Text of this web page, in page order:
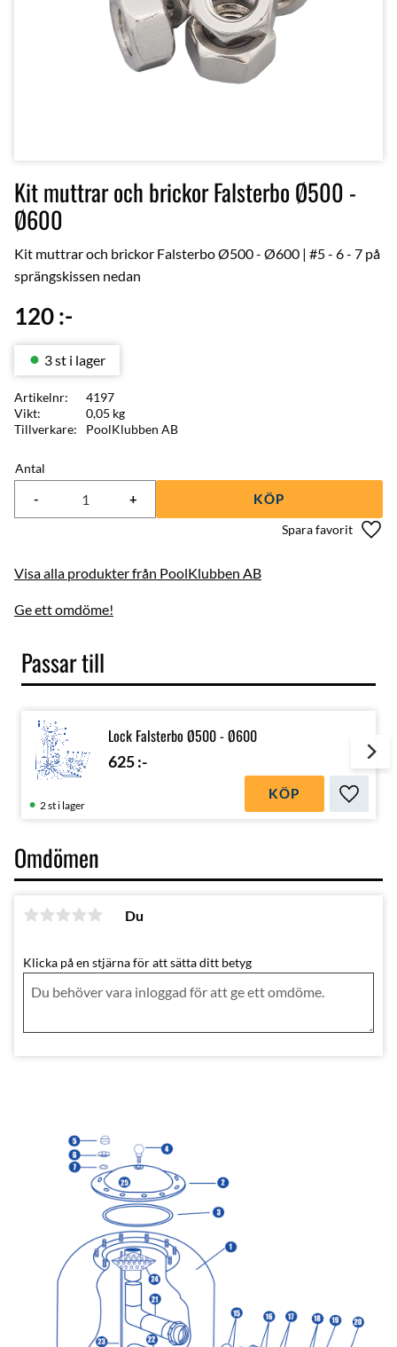
Kit muttrar och brickor Falsterbo Ø500 -
Ø600
Kit muttrar och brickor Falsterbo Ø500 - Ø600 | #5 - 6 - 7 på
sprängskissen nedan
120:-
Antal
+
- KÖP
3 st i lager
Artikelnr
4197
Vikt
0,05 kg
Tillverkare
PoolKlubben AB
Visa alla produkter från PoolKlubben AB
Ge ett omdöme!
Passar till
Lock Falsterbo Ø500 - Ø600
625:-
Lägg
2 st i lager
KÖP
Omdömen
Du
Klicka på en stjärna för att sätta ditt betyg